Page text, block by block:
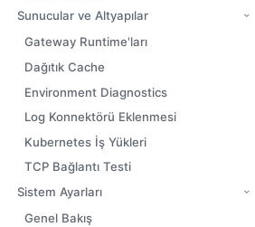
Sunucular ve Altyapılar
Gateway Runtime'ları
Dağıtık Cache
Environment Diagnostics
Log Konnektörü Eklenmesi
Kubernetes İş Yükleri
TCP Bağlantı Testi
Sistem Ayarları
Genel Bakış